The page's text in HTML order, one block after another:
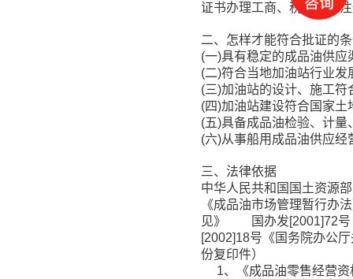
证书办理工商、税务登记
二、怎样才能符合批证的
(一)具有稳定的成品油供
(二)符合当地加油站行业发
(三)加油站的设计、施工符
(四)加油站建设符合国家
(五)具备成品油检验、计
(六)从事船用成品油供应
三、法律依据
中华人民共和国国土资源
《成品油市场管理暂行
见》 国办发[2001]72号
[2002]18号《国务院办公
份复印件）
1、《成品油零售经营资